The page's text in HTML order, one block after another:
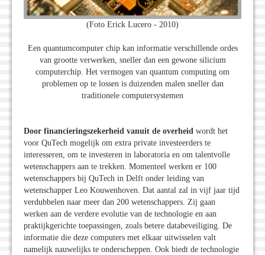
(Foto Erick Lucero - 2010)
Een quantumcomputer chip kan informatie verschillende ordes
van grootte verwerken, sneller dan een gewone silicium
computerchip. Het vermogen van quantum computing om
problemen op te lossen is duizenden malen sneller dan
traditionele computersystemen
Door financieringszekerheid vanuit de overheid wordt het
voor QuTech mogelijk om extra private investeerders te
interesseren, om te investeren in laboratoria en om talentvolle
wetenschappers aan te trekken. Momenteel werken er 100
wetenschappers bij QuTech in Delft onder leiding van
wetenschapper Leo Kouwenhoven. Dat aantal zal in vijf jaar tijd
verdubbelen naar meer dan 200 wetenschappers. Zij gaan
werken aan de verdere evolutie van de technologie en aan
praktijkgerichte toepassingen, zoals betere databeveiliging. De
informatie die deze computers met elkaar uitwisselen valt
namelijk nauwelijks te onderscheppen. Ook biedt de technologie